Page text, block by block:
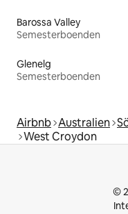
Barossa Valley
Semesterboenden
Glenelg
Semesterboenden
Airbnb Australien
West Croydon
©